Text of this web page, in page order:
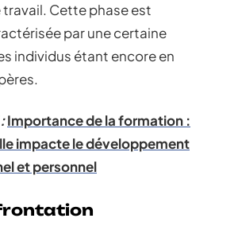
Cette phase est
par une certaine
individus étant encore en
Importance de la formation :
impacte le développement
et personnel